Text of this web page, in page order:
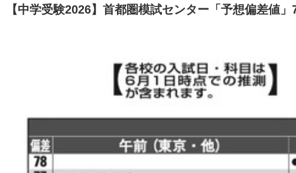
【中学受験2026】首都圏模試センター「予想偏差値